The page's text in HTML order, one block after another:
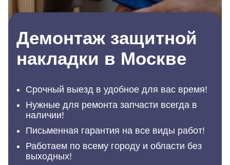
Демонтаж защитной
накладки в Москве
Срочный выезд в удобное для вас время!
Нужные для ремонта запчасти всегда в
наличии!
Письменная гарантия на все виды работ!
Работаем по всему городу и области без
выходных!